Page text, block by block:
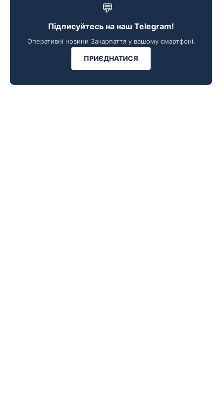
💬
Підписуйтесь на наш Telegram!
Оперативні новини Закарпаття у вашому смартфоні.
ПРИЄДНАТИСЯ